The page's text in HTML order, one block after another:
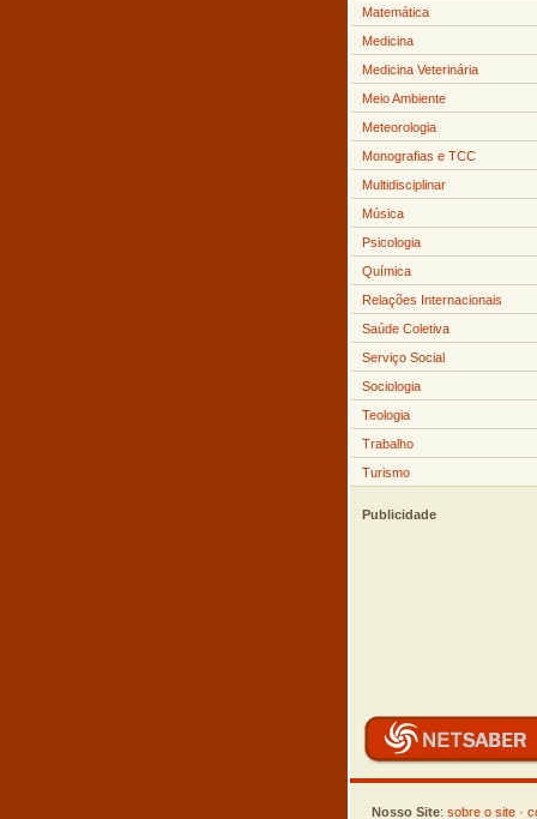
Matemática
Medicina
Medicina Veterinária
Meio Ambiente
Meteorologia
Monografias e TCC
Multidisciplinar
Música
Psicologia
Química
Relações Internacionais
Saúde Coletiva
Serviço Social
Sociologia
Teologia
Trabalho
Turismo
Publicidade
Nosso Site: sobre o site ·